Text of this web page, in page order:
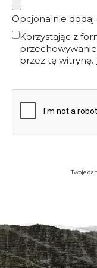
Opcjonalnie dodaj
Korzystając z
przez tę witrynę.
Twoje